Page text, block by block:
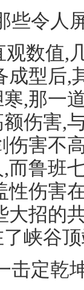
些令人
数值,
成型后,
,那一
伤害,
伤害不
而鲁班
性伤害
大招的
峡谷
击定乾